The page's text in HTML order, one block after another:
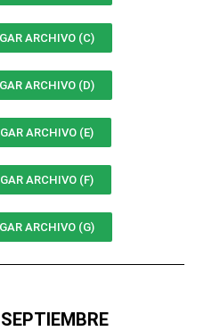
ARCHIVO (C)
ARCHIVO (D)
ARCHIVO (E)
ARCHIVO (F)
ARCHIVO (G)